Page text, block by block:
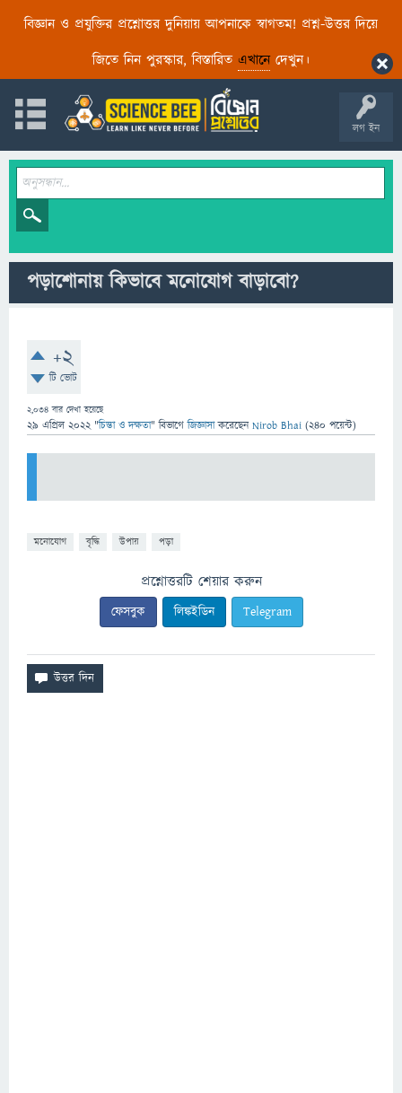
বিজ্ঞান ও প্রযুক্তির প্রশ্নোত্তর দুনিয়ায় আপনাকে স্বাগতম! প্রশ্ন-উত্তর দিয়ে
জিতে নিন পুরস্কার, বিস্তারিত এখানেদেখুন।
লগ ইন
পড়াশোনায় কিভাবে মনোযোগ বাড়াবো?
+2
টি ভোট
2,034 বার দেখা হয়েছে
29 এপ্রিল 2022 "চিন্তা ও দক্ষতা" বিভাগে জিজ্ঞাসাকরেছেনNirob Bhai (240 পয়েন্ট)
মনোযোগ বৃদ্ধি উপায় পড়া
প্রশ্নোত্তরটি শেয়ার করুন
ফেসবুক লিঙ্কইডিন Telegram